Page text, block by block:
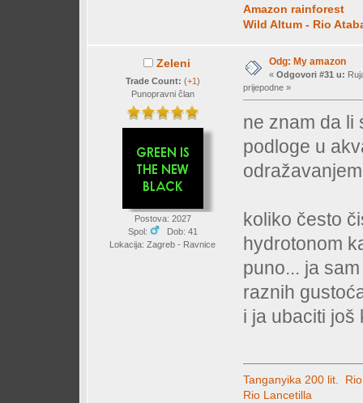
Amazon rainforest
Wild Altum - Rio
Zeleni
Trade Count: (+1)
Punopravni član
Postova: 2027
Spol:
Dob: 41
Lokacija: Zagreb - Ravnice
Odg: My amazon
« Odgovori #31 u:
prijepodne »
ne znam da li
podloge u
koliko često
hydrotonom
puno... ja
raznih
i ja ubaciti još
Tanganyika 200 lit.
Rio Lancetilla